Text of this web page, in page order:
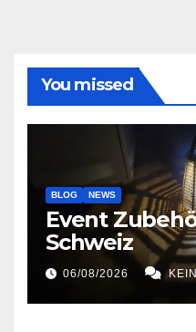
You missed
BLOG NEWS
Event
Schweiz
06/08/2026